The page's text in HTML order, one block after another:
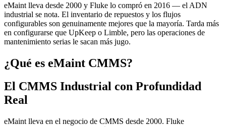
eMaint lleva desde 2000 y Fluke lo compró en 2016 — el ADN
industrial se nota. El inventario de repuestos y los flujos
configurables son genuinamente mejores que la mayoría. Tarda más
en configurarse que UpKeep o Limble, pero las operaciones de
mantenimiento serias le sacan más jugo.
¿Qué es eMaint CMMS?
El CMMS Industrial con Profundidad
Real
eMaint lleva en el negocio de CMMS desde 2000. Fluke